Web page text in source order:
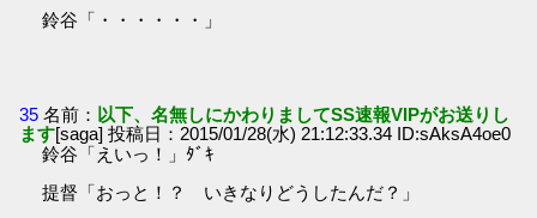
鈴谷「・・・・・・」
35 名前： 以下、名無しにかわりましてSS速報VIPがお送りし
ます[saga] 投稿日：2015/01/28(水) 21:12:33.34 ID:sAksA4oe0
鈴谷「えいっ！」ﾀﾞｷ
提督「おっと！？ いきなりどうしたんだ？」